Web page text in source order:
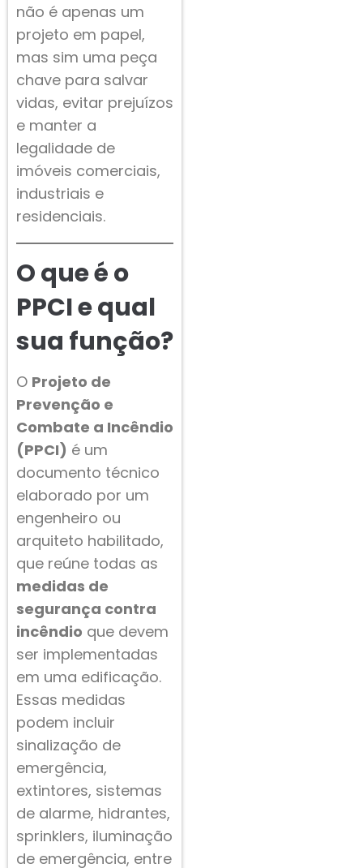
não é apenas um
projeto em papel,
mas sim uma peça
chave para salvar
vidas, evitar prejuízos
e manter a
legalidade de
imóveis comerciais,
industriais e
residenciais.
O que é o
PPCI e qual
sua função?
O Projeto de
Prevenção e
Combate a Incêndio
(PPCI) é um
documento técnico
elaborado por um
engenheiro ou
arquiteto habilitado,
que reúne todas as
medidas de
segurança contra
incêndio que devem
ser implementadas
em uma edificação.
Essas medidas
podem incluir
sinalização de
emergência,
extintores, sistemas
de alarme, hidrantes,
sprinklers, iluminação
de emergência, entre